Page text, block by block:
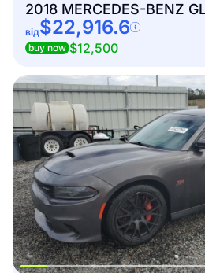
2018 MERCEDES-BENZ
від$22,916.6
buy now $12,500